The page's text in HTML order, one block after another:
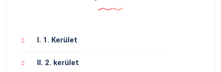
I. 1. Kerület
II. 2. kerület